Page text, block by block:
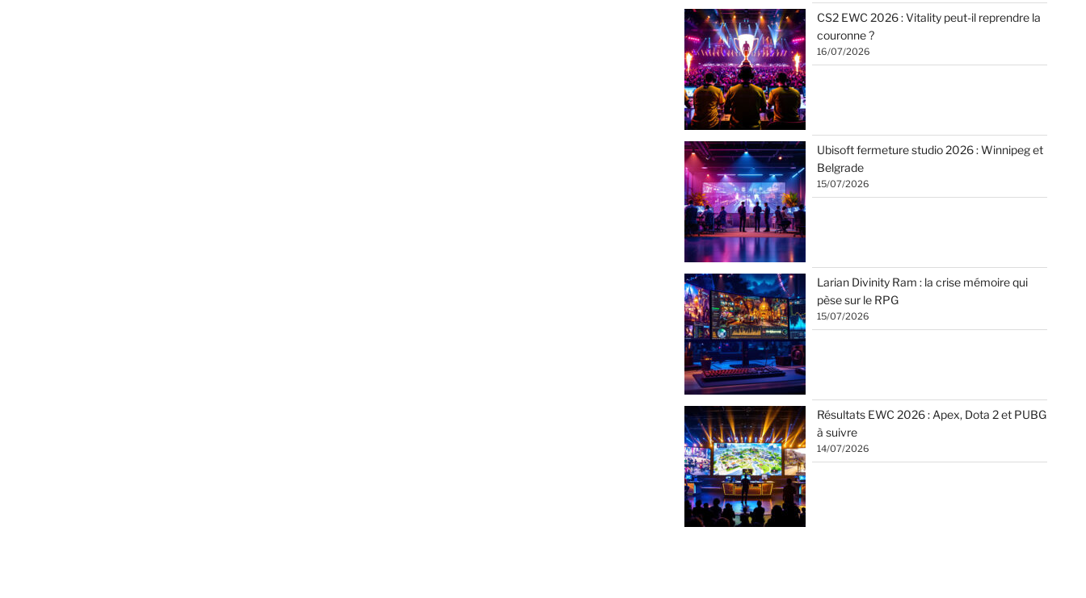
CS2 EWC 2026 : Vitality peut-il reprendre la
couronne ?
16/07/2026
Ubisoft fermeture studio 2026 : Winnipeg et
Belgrade
15/07/2026
Larian Divinity Ram : la crise mémoire qui
pèse sur le RPG
15/07/2026
Résultats EWC 2026 : Apex, Dota 2 et PUBG
à suivre
14/07/2026